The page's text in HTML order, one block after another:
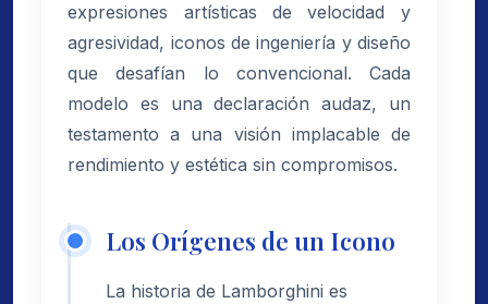
expresiones artísticas de velocidad y
agresividad, iconos de ingeniería y diseño
que desafían lo convencional. Cada
modelo es una declaración audaz, un
testamento a una visión implacable de
rendimiento y estética sin compromisos.
Los Orígenes de un Icono
La historia de Lamborghini es